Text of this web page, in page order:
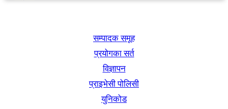
सम्पादक समूह
प्रयोगका सर्त
विज्ञापन
प्राइभेसी पोलिसी
युनिकोड